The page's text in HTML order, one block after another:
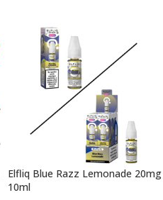
Elfliq Blue Razz Lemonade 20mg
10ml